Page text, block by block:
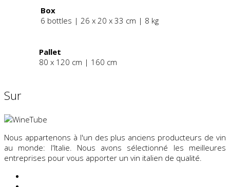
Box
6 bottles | 26 x 20 x 33 cm | 8 kg
Pallet
80 x 120 cm | 160 cm
Sur
Nous appartenons à l'un des plus anciens producteurs de vin
au monde: l'Italie. Nous avons sélectionné les meilleures
entreprises pour vous apporter un vin italien de qualité.